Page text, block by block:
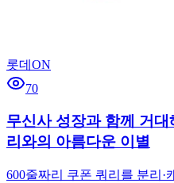
롯데ON
70
무신사 성장과 함께 거
리와의 아름다운 이별
600줄짜리 쿠폰 쿼리를 분리·